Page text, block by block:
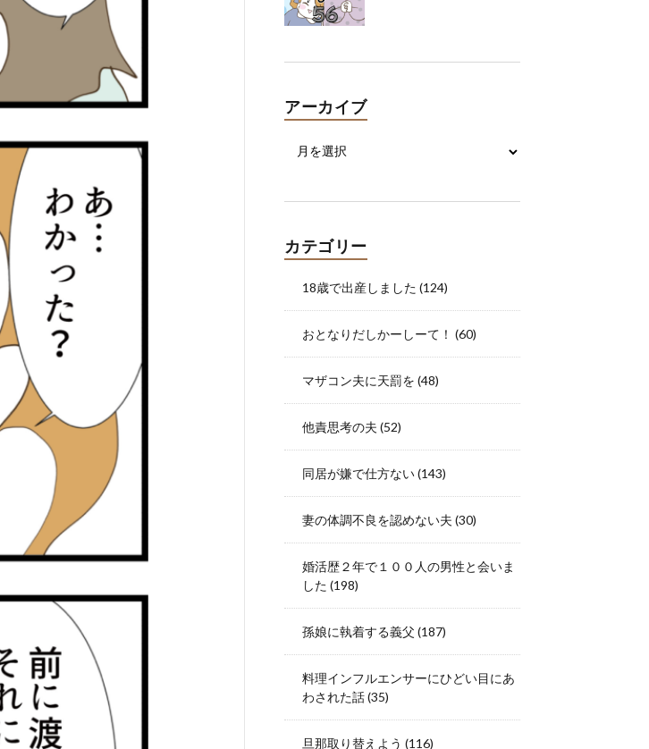
アーカイブ
カテゴリー
18歳で出産しました (124)
おとなりだしかーしーて！ (60)
マザコン夫に天罰を (48)
他責思考の夫 (52)
同居が嫌で仕方ない(143)
妻の体調不良を認めない夫 (30)
婚活歴２年で１００人の男性と会いま
した (198)
孫娘に執着する義父 (187)
料理インフルエンサーにひどい目にあ
わされた話(35)
旦那取り替えよう (116)